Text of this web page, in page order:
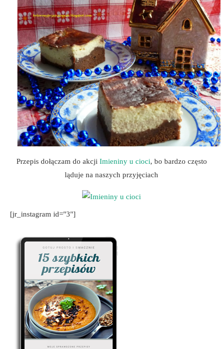
Przepis dołączam do akcji Imieniny u cioci, bo bardzo często
ląduje na naszych przyjęciach
[jr_instagram id="3"]